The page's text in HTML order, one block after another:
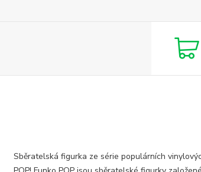
Sběratelská figurka ze série populárních